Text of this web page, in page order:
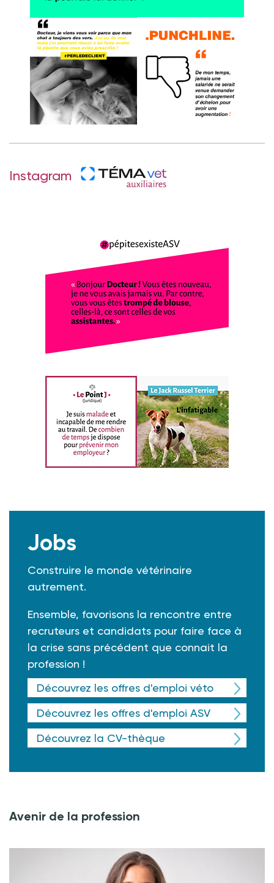
Instagram
Jobs
Construire le monde vétérinaire
autrement.
Ensemble, favorisons la rencontre entre
recruteurs et candidats pour faire face à
la crise sans précédent que connait la
profession !
Découvrez les offres d'emploi véto
Découvrez les offres d'emploi ASV
Découvrez la CV-thèque
Avenir de la profession